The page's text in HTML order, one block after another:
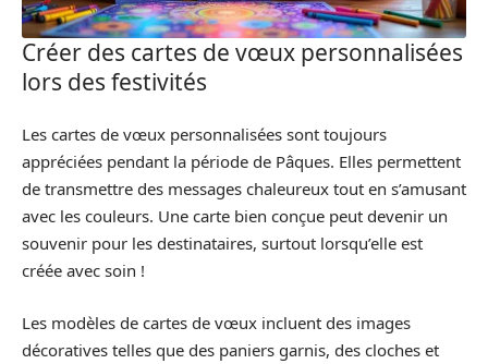
Créer des cartes de vœux personnalisées
lors des festivités
Les cartes de vœux personnalisées sont toujours
appréciées pendant la période de Pâques. Elles permettent
de transmettre des messages chaleureux tout en s’amusant
avec les couleurs. Une carte bien conçue peut devenir un
souvenir pour les destinataires, surtout lorsqu’elle est
créée avec soin !
Les modèles de cartes de vœux incluent des images
décoratives telles que des paniers garnis, des cloches et